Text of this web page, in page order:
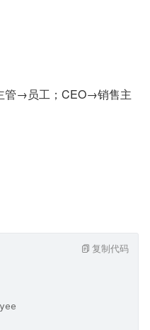
管→员工；CEO→销售主
复制代码